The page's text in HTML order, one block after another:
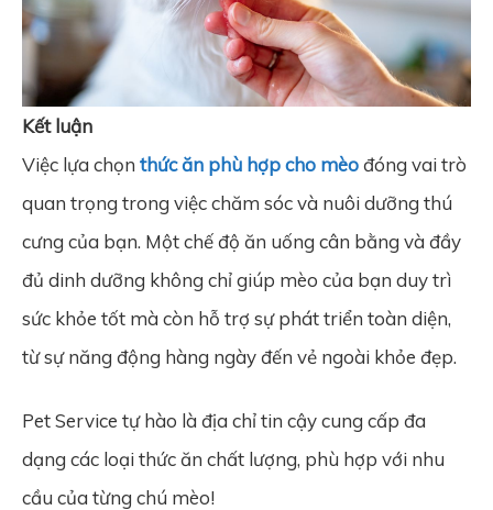
Kết luận
Việc lựa chọn thức ăn phù hợp cho mèođóng vai trò
quan trọng trong việc chăm sóc và nuôi dưỡng thú
cưng của bạn. Một chế độ ăn uống cân bằng và đầy
đủ dinh dưỡng không chỉ giúp mèo của bạn duy trì
sức khỏe tốt mà còn hỗ trợ sự phát triển toàn diện,
từ sự năng động hàng ngày đến vẻ ngoài khỏe đẹp.
Pet Service tự hào là địa chỉ tin cậy cung cấp đa
dạng các loại thức ăn chất lượng, phù hợp với nhu
cầu của từng chú mèo!